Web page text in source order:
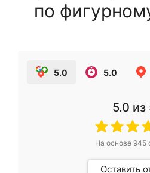
по
5.0 5.0
5.0 из
На основе 945
Оставить